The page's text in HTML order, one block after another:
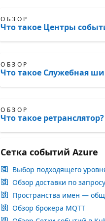
ОБЗОР
Что такое Центры
ОБЗОР
Что такое Служебная
ОБЗОР
Что такое ретранслятор?
Сетка событий Azure
Выбор подходящего
Обзор доставки по запросу
Пространства имен —
Обзор брокера MQTT